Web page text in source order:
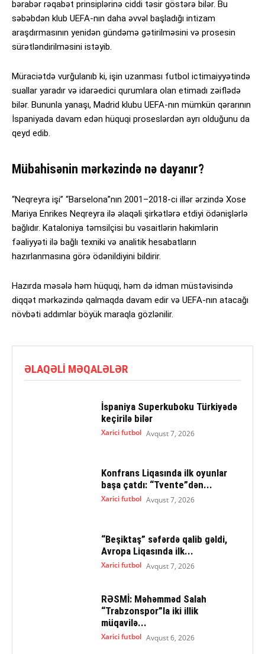
bərabər rəqabət prinsiplərinə ciddi təsir göstərə bilər. Bu
səbəbdən klub UEFA-nın daha əvvəl başladığı intizam
araşdırmasının yenidən gündəmə gətirilməsini və prosesin
sürətləndirilməsini istəyib.
Müraciətdə vurğulanıb ki, işin uzanması futbol ictimaiyyətində
suallar yaradır və idarəedici qurumlara olan etimadı zəiflədə
bilər. Bununla yanaşı, Madrid klubu UEFA-nın mümkün qərarının
İspaniyada davam edən hüquqi proseslərdən ayrı olduğunu da
qeyd edib.
Mübahisənin mərkəzində nə dayanır?
“Neqreyra işi” “Barselona”nın 2001–2018-ci illər ərzində Xose
Mariya Enrikes Neqreyra ilə əlaqəli şirkətlərə etdiyi ödənişlərlə
bağlıdır. Kataloniya təmsilçisi bu vəsaitlərin hakimlərin
fəaliyyəti ilə bağlı texniki və analitik hesabatların
hazırlanmasına görə ödənildiyini bildirir.
Hazırda məsələ həm hüquqi, həm də idman müstəvisində
diqqət mərkəzində qalmaqda davam edir və UEFA-nın atacağı
növbəti addımlar böyük maraqla gözlənilir.
ƏLAQƏLI MƏQALƏLƏR
İspaniya Superkuboku Türkiyədə
keçirilə bilər
Xarici futbol Avqust 7, 2026
Konfrans Liqasında ilk oyunlar
başa çatdı: “Tvente”dən...
Xarici futbol Avqust 7, 2026
“Beşiktaş” səfərdə qalib gəldi,
Avropa Liqasında ilk...
Xarici futbol Avqust 7, 2026
RƏSMİ: Məhəmməd Salah
“Trabzonspor”la iki illik
müqavilə...
Xarici futbol Avqust 6, 2026